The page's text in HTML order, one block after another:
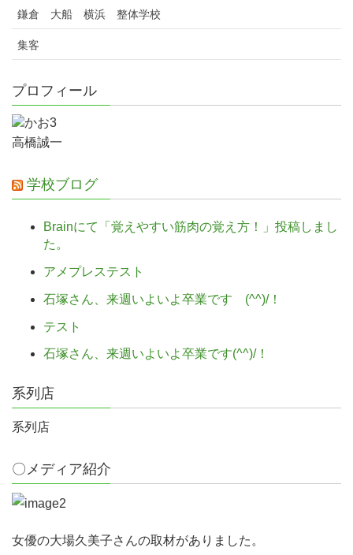
鎌倉 大船 横浜 整体学校
集客
プロフィール
高橋誠一
学校ブログ
Brainにて「覚えやすい筋肉の覚え方！」投稿しまし
た。
アメプレステスト
石塚さん、来週いよいよ卒業です (^^)/！
テスト
石塚さん、来週いよいよ卒業です(^^)/！
系列店
系列店
〇メディア紹介
女優の大場久美子さんの取材がありました。